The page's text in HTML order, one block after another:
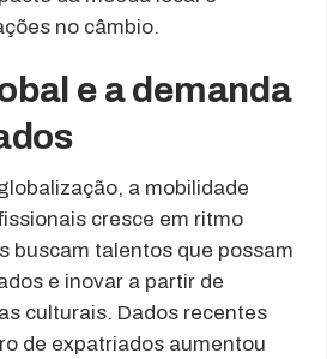
no câmbio.
e a demanda
a mobilidade
cresce em ritmo
buscam talentos que possam
e inovar a partir de
culturais. Dados recentes
de expatriados aumentou